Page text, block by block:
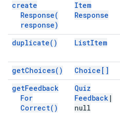
create
Response(
response)
Item
Response
duplicate( ) ListItem
getChoices( ) Choice[]
getFeedback
For
Correct( )
Quiz
Feedback |
null